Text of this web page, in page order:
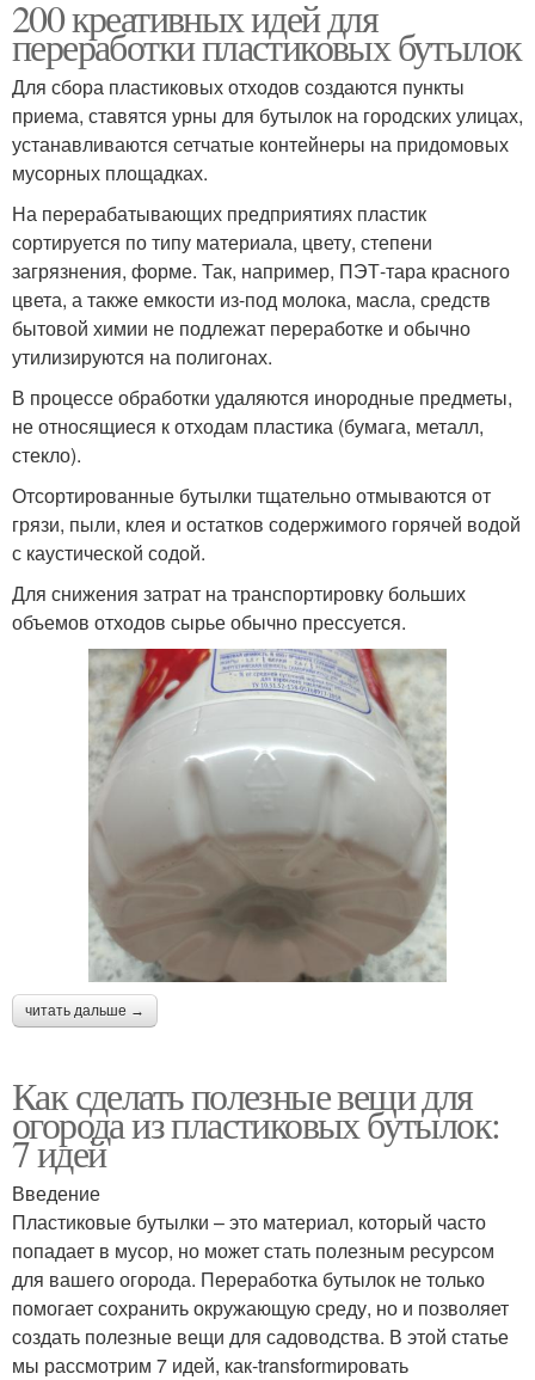
200 креативных идей для
переработки пластиковых бутылок
Для сбора пластиковых отходов создаются пункты
приема, ставятся урны для бутылок на городских улицах,
устанавливаются сетчатые контейнеры на придомовых
мусорных площадках.
На перерабатывающих предприятиях пластик
сортируется по типу материала, цвету, степени
загрязнения, форме. Так, например, ПЭТ-тара красного
цвета, а также емкости из-под молока, масла, средств
бытовой химии не подлежат переработке и обычно
утилизируются на полигонах.
В процессе обработки удаляются инородные предметы,
не относящиеся к отходам пластика (бумага, металл,
стекло).
Отсортированные бутылки тщательно отмываются от
грязи, пыли, клея и остатков содержимого горячей водой
с каустической содой.
Для снижения затрат на транспортировку больших
объемов отходов сырье обычно прессуется.
читать дальше →
Как сделать полезные вещи для
огорода из пластиковых бутылок:
7 идей
Введение
Пластиковые бутылки – это материал, который часто
попадает в мусор, но может стать полезным ресурсом
для вашего огорода. Переработка бутылок не только
помогает сохранить окружающую среду, но и позволяет
создать полезные вещи для садоводства. В этой статье
мы рассмотрим 7 идей, как-transformировать